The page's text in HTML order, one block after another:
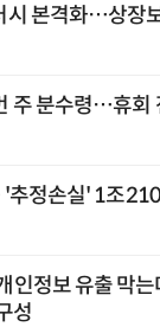
시 본격화…상장
주 분수령…휴회
'추정손실' 1조
인정보 유출 막
성